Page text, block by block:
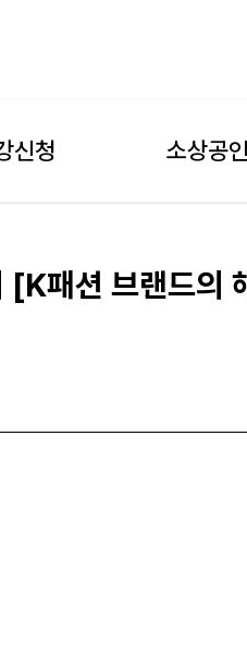
신청 소상공
[K패션 브랜드의